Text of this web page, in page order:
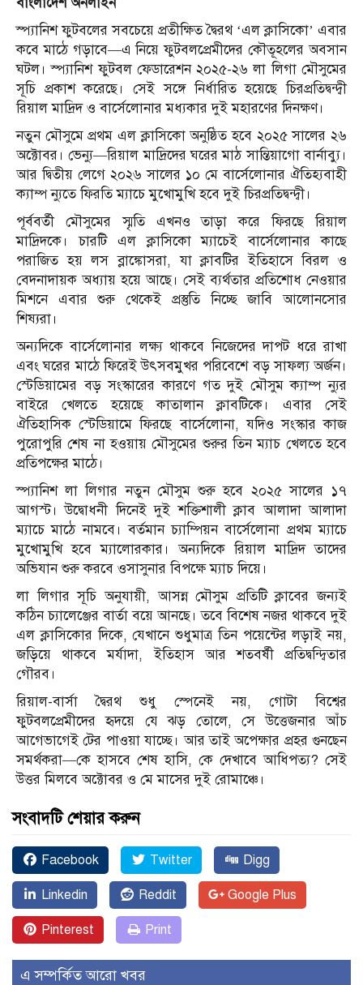
স্প্যানিশ ফুটবলের সবচেয়ে প্রতীক্ষিত দ্বৈরথ ‘এল ক্লাসিকো’ এবার
কবে মাঠে গড়াবে—এ নিয়ে ফুটবলপ্রেমীদের কৌতূহলের অবসান
ঘটল। স্প্যানিশ ফুটবল ফেডারেশন ২০২৫-২৬ লা লিগা মৌসুমের
সূচি প্রকাশ করেছে। সেই সঙ্গে নির্ধারিত হয়েছে চিরপ্রতিদ্বন্দ্বী
রিয়াল মাদ্রিদ ও বার্সেলোনার মধ্যকার দুই মহারণের দিনক্ষণ।
নতুন মৌসুমে প্রথম এল ক্লাসিকো অনুষ্ঠিত হবে ২০২৫ সালের ২৬
অক্টোবর। ভেন্যু—রিয়াল মাদ্রিদের ঘরের মাঠ সান্তিয়াগো বার্নাব্যু।
আর দ্বিতীয় লেগে ২০২৬ সালের ১০ মে বার্সেলোনার ঐতিহ্যবাহী
ক্যাম্প ন্যুতে ফিরতি ম্যাচে মুখোমুখি হবে দুই চিরপ্রতিদ্বন্দ্বী।
পূর্ববর্তী মৌসুমের স্মৃতি এখনও তাড়া করে ফিরছে রিয়াল
মাদ্রিদকে। চারটি এল ক্লাসিকো ম্যাচেই বার্সেলোনার কাছে
পরাজিত হয় লস ব্লাঙ্কোসরা, যা ক্লাবটির ইতিহাসে বিরল ও
বেদনাদায়ক অধ্যায় হয়ে আছে। সেই ব্যর্থতার প্রতিশোধ নেওয়ার
মিশনে এবার শুরু থেকেই প্রস্তুতি নিচ্ছে জাবি আলোনসোর
শিষ্যরা।
অন্যদিকে বার্সেলোনার লক্ষ্য থাকবে নিজেদের দাপট ধরে রাখা
এবং ঘরের মাঠে ফিরেই উৎসবমুখর পরিবেশে বড় সাফল্য অর্জন।
স্টেডিয়ামের বড় সংস্কারের কারণে গত দুই মৌসুম ক্যাম্প ন্যুর
বাইরে খেলতে হয়েছে কাতালান ক্লাবটিকে। এবার সেই
ঐতিহাসিক স্টেডিয়ামে ফিরছে বার্সেলোনা, যদিও সংস্কার কাজ
পুরোপুরি শেষ না হওয়ায় মৌসুমের শুরুর তিন ম্যাচ খেলতে হবে
প্রতিপক্ষের মাঠে।
স্প্যানিশ লা লিগার নতুন মৌসুম শুরু হবে ২০২৫ সালের ১৭
আগস্ট। উদ্বোধনী দিনেই দুই শক্তিশালী ক্লাব আলাদা আলাদা
ম্যাচে মাঠে নামবে। বর্তমান চ্যাম্পিয়ন বার্সেলোনা প্রথম ম্যাচে
মুখোমুখি হবে ম্যালোরকার। অন্যদিকে রিয়াল মাদ্রিদ তাদের
অভিযান শুরু করবে ওসাসুনার বিপক্ষে ম্যাচ দিয়ে।
লা লিগার সূচি অনুযায়ী, আসন্ন মৌসুম প্রতিটি ক্লাবের জন্যই
কঠিন চ্যালেঞ্জের বার্তা বয়ে আনছে। তবে বিশেষ নজর থাকবে দুই
এল ক্লাসিকোর দিকে, যেখানে শুধুমাত্র তিন পয়েন্টের লড়াই নয়,
জড়িয়ে থাকবে মর্যাদা, ইতিহাস আর শতবর্ষী প্রতিদ্বন্দ্বিতার
গৌরব।
রিয়াল-বার্সা দ্বৈরথ শুধু স্পেনেই নয়, গোটা বিশ্বের
ফুটবলপ্রেমীদের হৃদয়ে যে ঝড় তোলে, সে উত্তেজনার আঁচ
আগেভাগেই টের পাওয়া যাচ্ছে। আর তাই অপেক্ষার প্রহর গুনছেন
সমর্থকরা—কে হাসবে শেষ হাসি, কে দেখাবে আধিপত্য? সেই
উত্তর মিলবে অক্টোবর ও মে মাসের দুই রোমাঞ্চে।
সংবাদটি শেয়ার করুন
Facebook Twitter Digg
Linkedin Reddit Google Plus
Pinterest Print
এ সম্পর্কিত আরো খবর